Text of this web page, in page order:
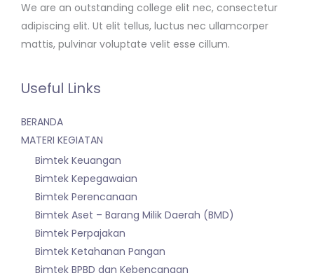
We are an outstanding college elit nec, consectetur
adipiscing elit. Ut elit tellus, luctus nec ullamcorper
mattis, pulvinar voluptate velit esse cillum.
Useful Links
BERANDA
MATERI KEGIATAN
Bimtek Keuangan
Bimtek Kepegawaian
Bimtek Perencanaan
Bimtek Aset – Barang Milik Daerah (BMD)
Bimtek Perpajakan
Bimtek Ketahanan Pangan
Bimtek BPBD dan Kebencanaan